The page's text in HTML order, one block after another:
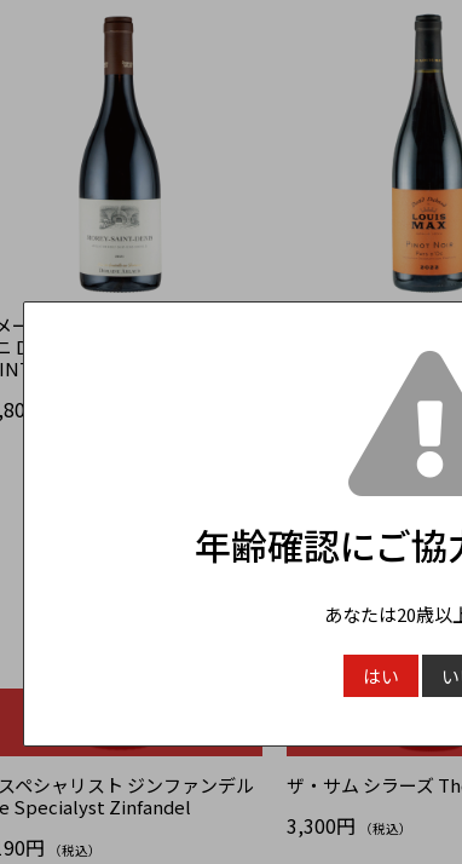
ーヌ・アルロー モレ・サン・
Domaine Arlaud MOREY-
DENIS
円
Pinot Noir Pay d'Oc
（税込）
ペシャリスト ジンファンデル
Specialyst Zinfandel
円 （税込）
ザ・サム シラーズ
3,300円 （税込）
年齢確認にご協
あなたは20歳以
はい